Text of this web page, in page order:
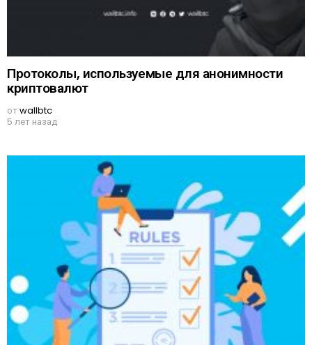
Протоколы, используемые для анонимности
криптовалют
отwallbtc
5 лет назад